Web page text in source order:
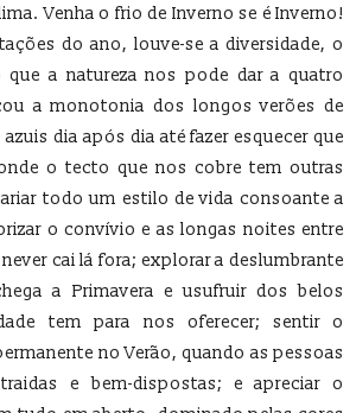
Venha o frio de Inverno se é Inverno!
do ano, louve-se a diversidade, o
a natureza nos pode dar a quatro
a monotonia dos longos verões de
dia após dia até fazer esquecer que
o tecto que nos cobre tem outras
todo um estilo de vida consoante a
o convívio e as longas noites entre
cai lá fora; explorar a deslumbrante
a Primavera e usufruir dos belos
tem para nos oferecer; sentir o
no Verão, quando as pessoas
e bem-dispostas; e apreciar o